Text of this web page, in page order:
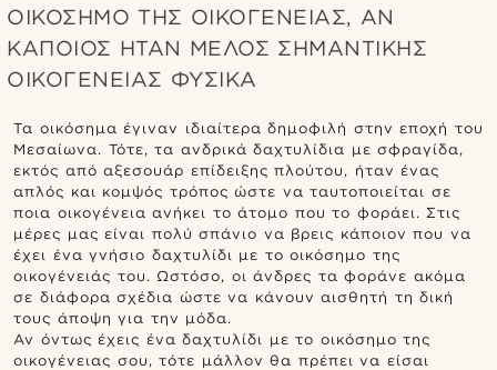
ΟΙΚΟΣΗΜΟ ΤΗΣ ΟΙΚΟΓΕΝΕΙΑΣ, ΑΝ
ΚΑΠΟΙΟΣ ΗΤΑΝ ΜΕΛΟΣ ΣΗΜΑΝΤΙΚΗΣ
ΟΙΚΟΓΕΝΕΙΑΣ ΦΥΣΙΚΑ
Τα οικόσημα έγιναν ιδιαίτερα δημοφιλή στην εποχή του
Μεσαίωνα. Τότε, τα ανδρικά δαχτυλίδια με σφραγίδα,
εκτός από αξεσουάρ επίδειξης πλούτου, ήταν ένας
απλός και κομψός τρόπος ώστε να ταυτοποιείται σε
ποια οικογένεια ανήκει το άτομο που το φοράει. Στις
μέρες μας είναι πολύ σπάνιο να βρεις κάποιον που να
έχει ένα γνήσιο δαχτυλίδι με το οικόσημο της
οικογένειάς του. Ωστόσο, οι άνδρες τα φοράνε ακόμα
σε διάφορα σχέδια ώστε να κάνουν αισθητή τη δική
τους άποψη για την μόδα.
Αν όντως έχεις ένα δαχτυλίδι με το οικόσημο της
οικογένειας σου, τότε μάλλον θα πρέπει να είσαι